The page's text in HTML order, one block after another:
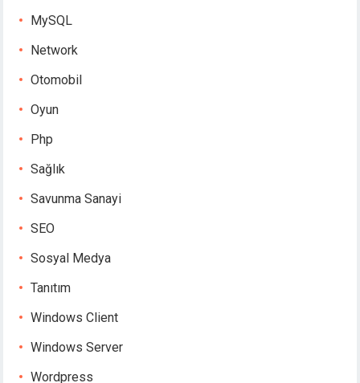
MySQL
Network
Otomobil
Oyun
Php
Sağlık
Savunma Sanayi
SEO
Sosyal Medya
Tanıtım
Windows Client
Windows Server
Wordpress